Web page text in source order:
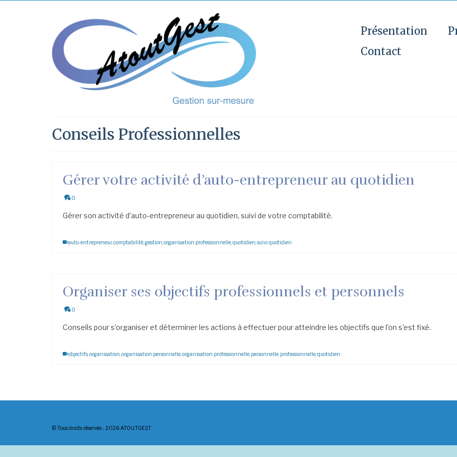
Présentation
Contact
Conseils Professionnelles
Gérer votre activité d’auto-entrepreneur au quotidien
0
Gérer son activité d’auto-entrepreneur au quotidien, suivi de votre comptabilité.
auto-entrepreneur,comptabilité gestion organisation professionnelle quotidien ,suivi quotidien
Organiser ses objectifs professionnels et personnels
0
Conseils pour s’organiser et déterminer les actions à effectuer pour atteindre les objectifs que l’on s’est fixé.
objectifs organisation organisation personnelle organisation professionnelle personnelle professionnelle quotidien
© Tous droits réservés - 2026 ATOUTGEST